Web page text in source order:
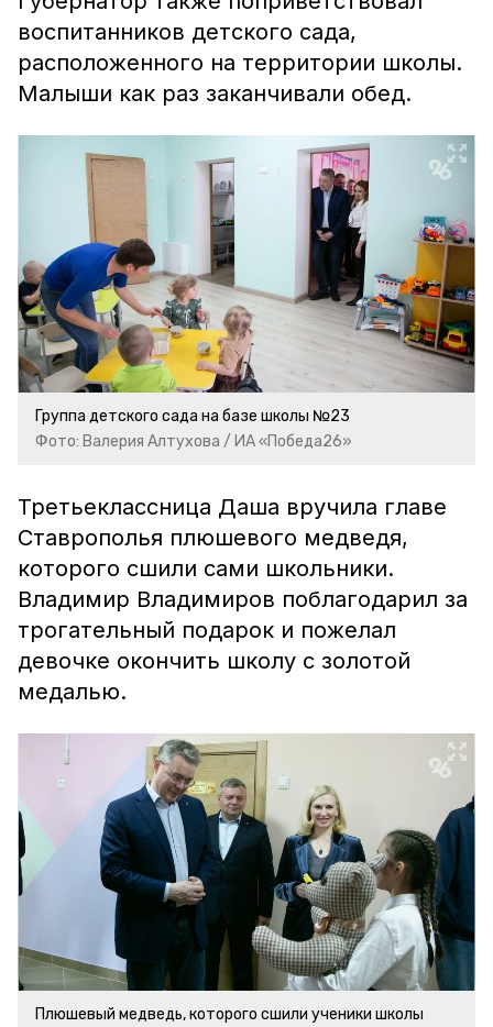
воспитанников детского сада,
расположенного на территории школы.
Малыши как раз заканчивали обед.
Группа детского сада на базе школы №23
Фото: Валерия Алтухова / ИА «Победа26»
Третьеклассница Даша вручила главе
Ставрополья плюшевого медведя,
которого сшили сами школьники.
Владимир Владимиров поблагодарил за
трогательный подарок и пожелал
девочке окончить школу с золотой
медалью.
Плюшевый медведь, которого сшили ученики школы